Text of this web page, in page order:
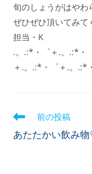
旬のしょうがはや
ぜひぜひ頂いてみ
担当・K
.。.:*・゜＋.。.:*・
＋.。.:*・゜＋.。.:*
前の投稿
あたたかい飲み